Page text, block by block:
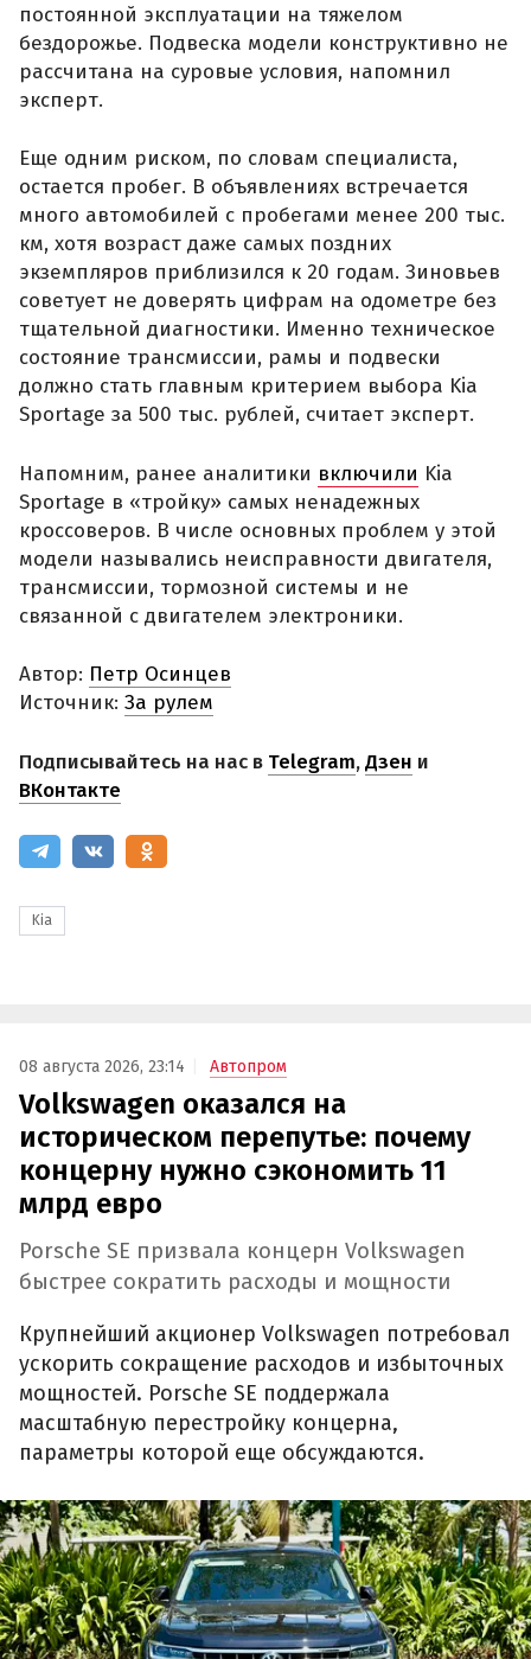
постоянной эксплуатации на тяжелом
бездорожье. Подвеска модели конструктивно не
рассчитана на суровые условия, напомнил
эксперт.
Еще одним риском, по словам специалиста,
остается пробег. В объявлениях встречается
много автомобилей с пробегами менее 200 тыс.
км, хотя возраст даже самых поздних
экземпляров приблизился к 20 годам. Зиновьев
советует не доверять цифрам на одометре без
тщательной диагностики. Именно техническое
состояние трансмиссии, рамы и подвески
должно стать главным критерием выбора Kia
Sportage за 500 тыс. рублей, считает эксперт.
Напомним, ранее аналитики включили Kia
Sportage в «тройку» самых ненадежных
кроссоверов. В числе основных проблем у этой
модели назывались неисправности двигателя,
трансмиссии, тормозной системы и не
связанной с двигателем электроники.
Автор: Петр Осинцев
Источник: За рулем
Подписывайтесь на нас в Telegram,Дзен и
ВКонтакте
Kia
08 августа 2026, 23:14 Автопром
Volkswagen оказался на
историческом перепутье: почему
концерну нужно сэкономить 11
млрд евро
Porsche SE призвала концерн Volkswagen
быстрее сократить расходы и мощности
Крупнейший акционер Volkswagen потребовал
ускорить сокращение расходов и избыточных
мощностей. Porsche SE поддержала
масштабную перестройку концерна,
параметры которой еще обсуждаются.